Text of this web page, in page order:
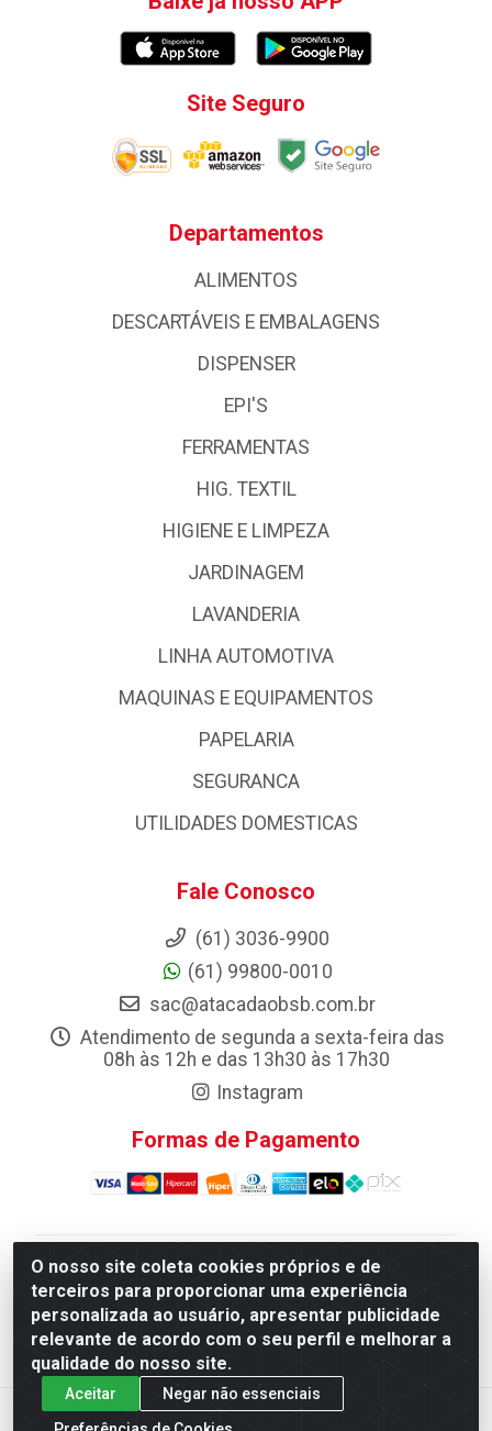
O nosso site coleta cookies próprios e de
terceiros para proporcionar uma experiência
personalizada ao usuário, apresentar publicidade
relevante de acordo com o seu perfil e melhorar a
qualidade do nosso site.
Aceitar
Negar não essenciais
Site Seguro
Departamentos
ALIMENTOS
DESCARTÁVEIS E EMBALAGENS
DISPENSER
EPI'S
FERRAMENTAS
HIG. TEXTIL
HIGIENE E LIMPEZA
JARDINAGEM
LAVANDERIA
LINHA AUTOMOTIVA
MAQUINAS E EQUIPAMENTOS
PAPELARIA
SEGURANCA
UTILIDADES DOMESTICAS
Fale Conosco
(61) 3036-9900
(61) 99800-0010
sac@atacadaobsb.com.br
Atendimento de segunda a sexta-feira das
08h às 12h e das 13h30 às 17h30
Instagram
Formas de Pagamento
Atacadao da Limpeza F. Pereira Queiroz Comercio e
Distribuicao LTDA - Quadra Qi 10 Lotes 39 e, 41 - Setor
Industrial (Taguatinga), Brasília/DF - CEP 72.135-100 -
CNPJ 13.184.675/0001-80